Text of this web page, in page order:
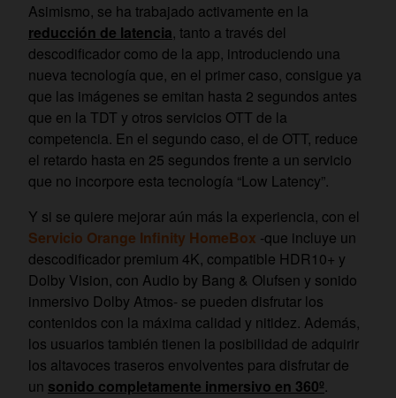
Asimismo, se ha trabajado activamente en la
reducción de latencia, tanto a través del
descodificador como de la app, introduciendo una
nueva tecnología que, en el primer caso, consigue ya
que las imágenes se emitan hasta 2 segundos antes
que en la TDT y otros servicios OTT de la
competencia. En el segundo caso, el de OTT, reduce
el retardo hasta en 25 segundos frente a un servicio
que no incorpore esta tecnología “Low Latency”.
Y si se quiere mejorar aún más la experiencia, con el
Servicio Orange Infinity HomeBox -que incluye un
descodificador premium 4K, compatible HDR10+ y
Dolby Vision, con Audio by Bang & Olufsen y sonido
inmersivo Dolby Atmos- se pueden disfrutar los
contenidos con la máxima calidad y nitidez. Además,
los usuarios también tienen la posibilidad de adquirir
los altavoces traseros envolventes para disfrutar de
un sonido completamente inmersivo en 360º.